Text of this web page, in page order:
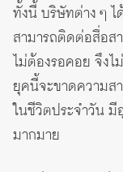
ทั้งนี้ บริษัทต่าง ๆ ไ
สามารถติดต่อสื่อส
ไม่ต้องรอคอย จึงไ
ยุคนี้จะขาดความส
ในชีวิตประจำวัน
มากมาย